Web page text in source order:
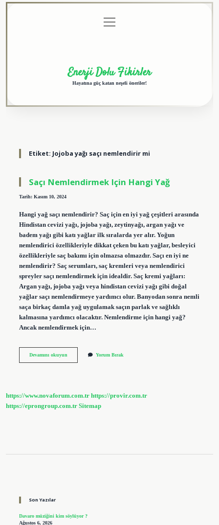
menüyü
aç
Enerji Dolu Fikirler
Hayatına güç katan neşeli öneriler!
Etiket: Jojoba yağı saçı nemlendirir mi
Saçı Nemlendirmek Için Hangi Yağ
Tarih: Kasım 10, 2024
Hangi yağ saçı nemlendirir? Saç için en iyi yağ çeşitleri arasında
Hindistan cevizi yağı, jojoba yağı, zeytinyağı, argan yağı ve
badem yağı gibi katı yağlar ilk sıralarda yer alır. Yoğun
nemlendirici özellikleriyle dikkat çeken bu katı yağlar, besleyici
özellikleriyle saç bakımı için olmazsa olmazdır. Saçı en iyi ne
nemlendirir? Saç serumları, saç kremleri veya nemlendirici
spreyler saçı nemlendirmek için idealdir. Saç kremi yağları:
Argan yağı, jojoba yağı veya hindistan cevizi yağı gibi doğal
yağlar saçı nemlendirmeye yardımcı olur. Banyodan sonra nemli
saça birkaç damla yağ uygulamak saçın parlak ve sağlıklı
kalmasına yardımcı olacaktır. Nemlendirme için hangi yağ?
Ancak nemlendirmek için…
Devamını okuyunSaçı
Yorum Bırak
https://www.novaforum.com.tr https://provir.com.tr
https://eprongroup.com.tr Sitemap
Son Yazılar
Davaro müziğini kim söylüyor ?
Ağustos 6, 2026